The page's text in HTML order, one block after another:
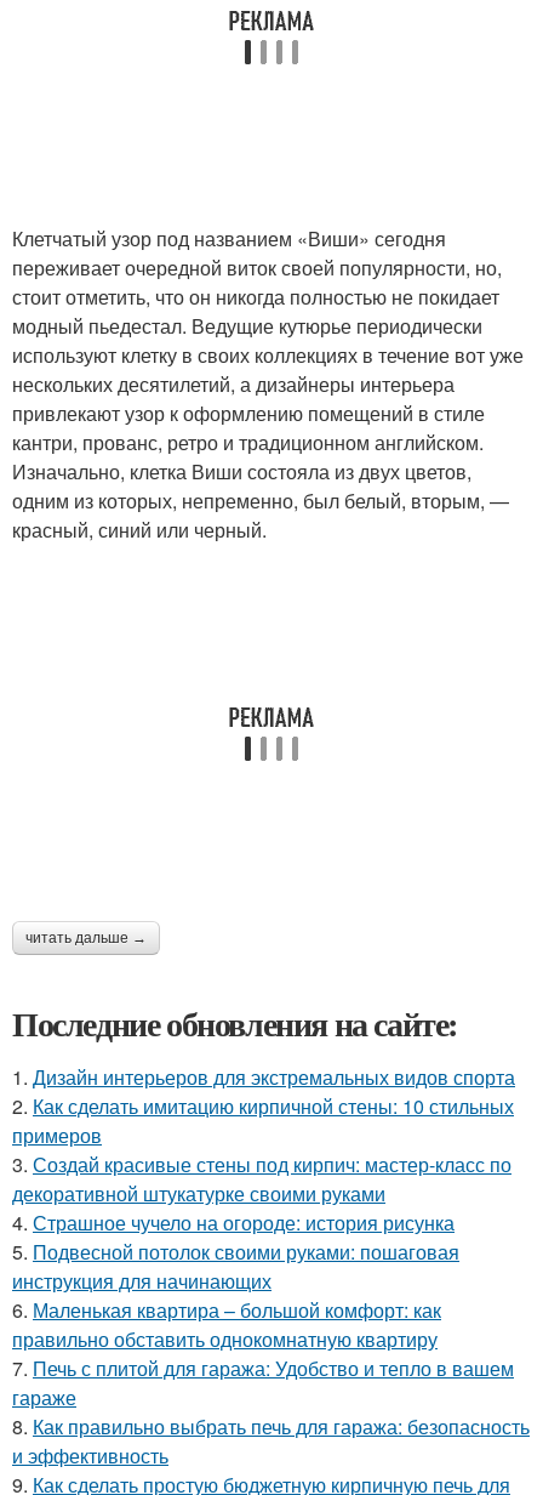
Клетчатый узор под названием «Виши» сегодня
переживает очередной виток своей популярности, но,
стоит отметить, что он никогда полностью не покидает
модный пьедестал. Ведущие кутюрье периодически
используют клетку в своих коллекциях в течение вот уже
нескольких десятилетий, а дизайнеры интерьера
привлекают узор к оформлению помещений в стиле
кантри, прованс, ретро и традиционном английском.
Изначально, клетка Виши состояла из двух цветов,
одним из которых, непременно, был белый, вторым, —
красный, синий или черный.
читать дальше →
Последние обновления на сайте:
1. Дизайн интерьеров для экстремальных видов спорта
2. Как сделать имитацию кирпичной стены: 10 стильных
примеров
3. Создай красивые стены под кирпич: мастер-класс по
декоративной штукатурке своими руками
4. Страшное чучело на огороде: история рисунка
5. Подвесной потолок своими руками: пошаговая
инструкция для начинающих
6. Маленькая квартира – большой комфорт: как
правильно обставить однокомнатную квартиру
7. Печь с плитой для гаража: Удобство и тепло в вашем
гараже
8. Как правильно выбрать печь для гаража: безопасность
и эффективность
9. Как сделать простую бюджетную кирпичную печь для